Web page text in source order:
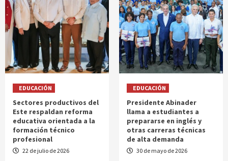
EDUCACIÓN
Sectores productivos del
Este respaldan reforma
educativa orientada a la
formación técnico
profesional
22 de julio de 2026
EDUCACIÓN
Presidente Abinader
llama a estudiantes a
prepararse en inglés y
otras carreras técnicas
de alta demanda
30 de mayo de 2026